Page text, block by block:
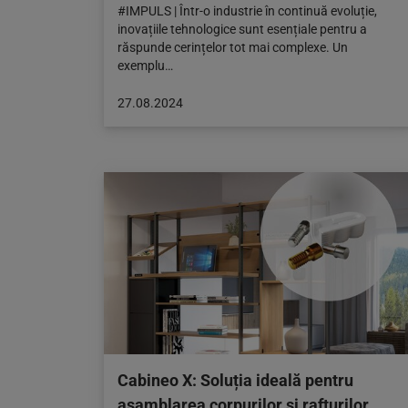
#IMPULS | Într-o industrie în continuă evoluție,
inovațiile tehnologice sunt esențiale pentru a
răspunde cerințelor tot mai complexe. Un
exemplu…
Articol
27.08.2024
Cabineo X: Soluția ideală pentru